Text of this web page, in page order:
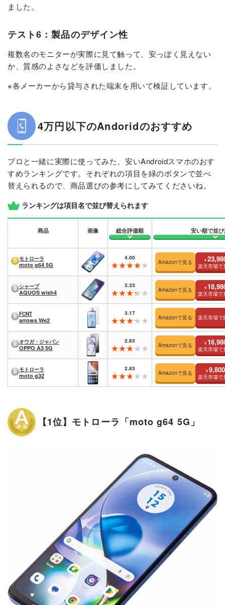
ました。
テスト6：製品のデザイン性
複数名のモニターが実際に見て触って、安っぽく見えない
か、質感のよさなどを評価しました。
※各メーカーから貸与された端末を用いて検証しています。
4万円以下のAndoridのおすすめ
プロと一緒に実際に使ってみた、安いAndroidスマホのおす
すめランキングです。それぞれの項目を緑のボタンで並べ
替えられるので、商品選びの参考にしてみてくださいね。
ランキングは項目名で並び替えられます
商品 画像 総合評価順 安い順で並
モトローラ
moto g64 5G
4.00
Amazonで見る ¥
楽天市場で
シャープ
AQUOS wish4
3.33
Amazonで見る ¥
楽天市場で
FCNT
arrows We2
3.17
Amazonで見る 楽天市場で
オウガ・ジャパン
OPPO A3 5G
2.83
Amazonで見る ¥
楽天市場で
モトローラ
moto g32
2.83
Amazonで見る ¥ 9,800
楽天市場で
【1位】モトローラ「moto g64 5G」